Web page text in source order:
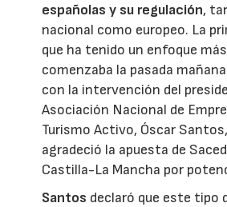
españolas y su regulación,
nacional como europeo. La
que ha tenido un enfoque
comenzaba la pasada
con la intervención del
Asociación Nacional de
Turismo Activo, Óscar
agradeció la apuesta de
Castilla-La Mancha por
Santos declaró que este tipo